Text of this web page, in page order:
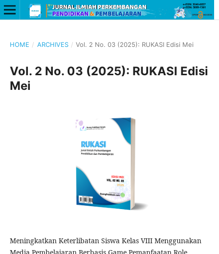
HOME / ARCHIVES / Vol. 2 No. 03 (2025): RUKASI Edisi Mei
Vol. 2 No. 03 (2025): RUKASI Edisi
Mei
Meningkatkan Keterlibatan Siswa Kelas VIII Menggunakan